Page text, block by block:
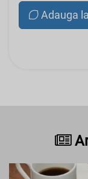
Adauga